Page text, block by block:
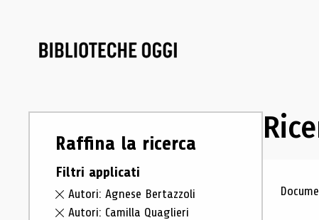
Raffina la ricerca
Filtri applicati
Autori: Agnese Bertazzoli
Autori: Camilla Quaglieri